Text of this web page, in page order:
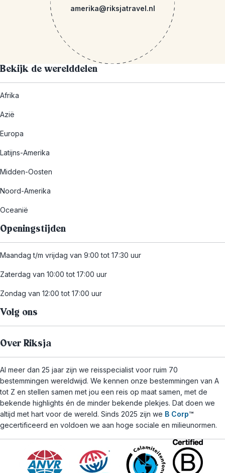
amerika@riksjatravel.nl
Bekijk de werelddelen
Afrika
Azië
Europa
Latijns-Amerika
Midden-Oosten
Noord-Amerika
Oceanië
Openingstijden
Maandag t/m vrijdag van 9:00 tot 17:30 uur
Zaterdag van 10:00 tot 17:00 uur
Zondag van 12:00 tot 17:00 uur
Volg ons
Over Riksja
Al meer dan 25 jaar zijn we reisspecialist voor ruim 70
bestemmingen wereldwijd. We kennen onze bestemmingen van A
tot Z en stellen samen met jou een reis op maat samen, met de
bekende highlights én de minder bekende plekjes. Dat doen we
altijd met hart voor de wereld. Sinds 2025 zijn we B Corp™
gecertificeerd en voldoen we aan hoge sociale en milieunormen.